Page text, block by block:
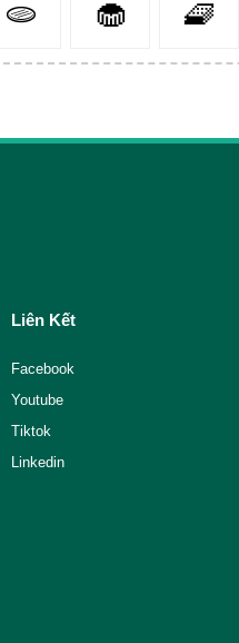
🫓 🧁 🧇
Liên Kết
Facebook
Youtube
Tiktok
Linkedin